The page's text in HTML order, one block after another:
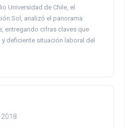
Universidad de Chile, el
Sol, analizó el panorama
entregando cifras claves que
deficiente situación laboral del